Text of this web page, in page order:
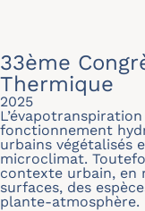
33ème
Thermique
2025
fonctionnement
urbains végétalisés
microclimat.
contexte urbain, en
surfaces, des
plante-atmosphère.